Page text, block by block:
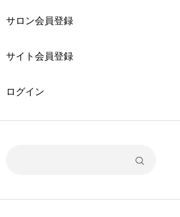
サロン会員登録
サイト会員登録
ログイン